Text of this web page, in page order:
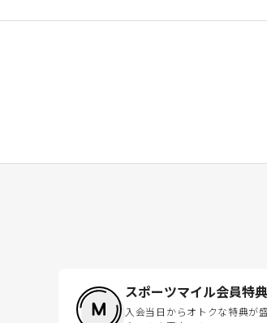
スポーツマイル会員特典
入会当日からオトクな特典が